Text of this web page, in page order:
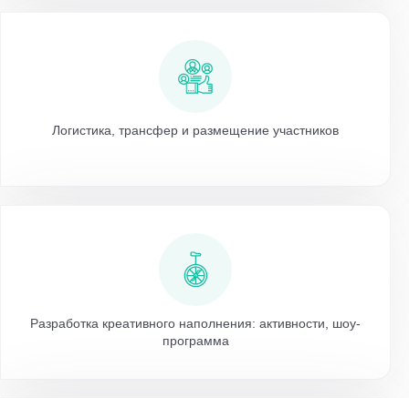
Логистика, трансфер и размещение участников
Разработка креативного наполнения: активности, шоу-
программа